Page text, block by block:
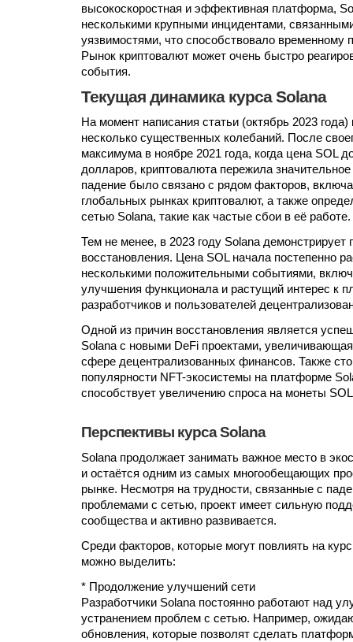
высокоскоростная и эффективная платформа,
несколькими крупными инцидентами,
уязвимостями, что способствовало временному
Рынок криптовалют может очень быстро
события.
Текущая динамика курса Solana
На момент написания статьи (октябрь 2023
несколько существенных колебаний. После
максимума в ноябре 2021 года, когда цена SOL
долларов, криптовалюта пережила
падение было связано с рядом факторов,
глобальных рынках криптовалют, а также
сетью Solana, такие как частые сбои в её работе.
Тем не менее, в 2023 году Solana демонстрирует
восстановления. Цена SOL начала постепенно
несколькими положительными событиями,
улучшения функционала и растущий интерес к
разработчиков и пользователей
Одной из причин восстановления является
Solana с новыми DeFi проектами,
сфере децентрализованных финансов. Также
популярности NFT-экосистемы на платформе
способствует увеличению спроса на монеты
Перспективы курса Solana
Solana продолжает занимать важное место в
и остаётся одним из самых многообещающих
рынке. Несмотря на трудности, связанные с
проблемами с сетью, проект имеет сильную
сообщества и активно развивается.
Среди факторов, которые могут повлиять на
можно выделить:
* Продолжение улучшений сети
Разработчики Solana постоянно работают над
устранением проблем с сетью. Например,
обновления, которые позволят сделать